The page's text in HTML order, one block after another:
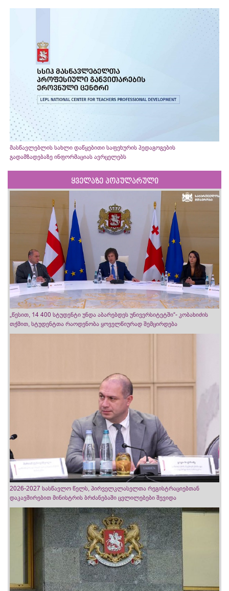
მასწავლებლის სახლი დაწყებითი საფეხურის პედაგოგების
გადამზადებაზე ინფორმაციას ავრცელებს
ყველაზე პოპულარული
„წესით, 14 400 სტუდენტი უნდა აბარებდეს უნივერსიტეტში“- კობახიძის
თქმით, სტუდენტთა რაოდენობა ყოველწიურად შემცირდება
2026-2027 სასწავლო წელს, პირველკლასელთა რეგისტრაციებთან
დაკავშირებით მინისტრის ბრძანებაში ცვლილებები შევიდა